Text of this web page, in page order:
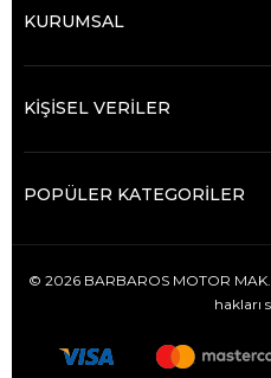
KURUMSAL
KİŞİSEL VERİLER
POPÜLER KATEGORİLER
© 2026 BARBAROS MOTOR
hakları